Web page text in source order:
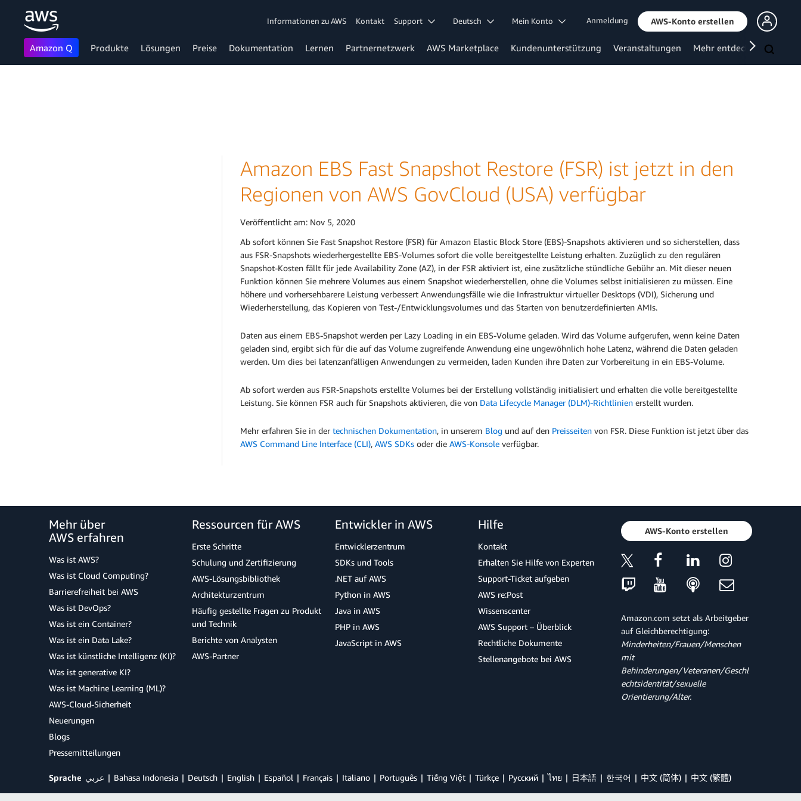
Informationen zu AWS Kontakt Support Deutsch Mein Konto Anmeldung AWS-Konto erstellen
Amazon Q Produkte Lösungen Preise Dokumentation Lernen Partnernetzwerk AWS Marketplace Kundenunterstützung Veranstaltungen Mehr entdecken
Amazon EBS Fast Snapshot Restore (FSR) ist jetzt in den
Regionen von AWS GovCloud (USA) verfügbar
Veröffentlicht am: Nov 5, 2020
Ab sofort können Sie Fast Snapshot Restore (FSR) für Amazon Elastic Block Store (EBS)-Snapshots aktivieren und so sicherstellen, dass
aus FSR-Snapshots wiederhergestellte EBS-Volumes sofort die volle bereitgestellte Leistung erhalten. Zuzüglich zu den regulären
Snapshot-Kosten fällt für jede Availability Zone (AZ), in der FSR aktiviert ist, eine zusätzliche stündliche Gebühr an. Mit dieser neuen
Funktion können Sie mehrere Volumes aus einem Snapshot wiederherstellen, ohne die Volumes selbst initialisieren zu müssen. Eine
höhere und vorhersehbarere Leistung verbessert Anwendungsfälle wie die Infrastruktur virtueller Desktops (VDI), Sicherung und
Wiederherstellung, das Kopieren von Test-/Entwicklungsvolumes und das Starten von benutzerdefinierten AMIs.
Daten aus einem EBS-Snapshot werden per Lazy Loading in ein EBS-Volume geladen. Wird das Volume aufgerufen, wenn keine Daten
geladen sind, ergibt sich für die auf das Volume zugreifende Anwendung eine ungewöhnlich hohe Latenz, während die Daten geladen
werden. Um dies bei latenzanfälligen Anwendungen zu vermeiden, laden Kunden ihre Daten zur Vorbereitung in ein EBS-Volume.
Ab sofort werden aus FSR-Snapshots erstellte Volumes bei der Erstellung vollständig initialisiert und erhalten die volle bereitgestellte
Leistung. Sie können FSR auch für Snapshots aktivieren, die von Data Lifecycle Manager (DLM)-Richtlinien erstellt wurden.
Mehr erfahren Sie in der technischen Dokumentation, in unserem Blog und auf den Preisseiten von FSR. Diese Funktion ist jetzt über das
AWS Command Line Interface (CLI), AWS SDKs oder die AWS-Konsole verfügbar.
Mehr über
AWS erfahren
Was ist AWS?
Was ist Cloud Computing?
Barrierefreiheit bei AWS
Was ist DevOps?
Was ist ein Container?
Was ist ein Data Lake?
Was ist künstliche Intelligenz (KI)?
Was ist generative KI?
Was ist Machine Learning (ML)?
AWS-Cloud-Sicherheit
Neuerungen
Blogs
Pressemitteilungen
Ressourcen für AWS
Erste Schritte
Schulung und Zertifizierung
AWS-Lösungsbibliothek
Architekturzentrum
Häufig gestellte Fragen zu Produkt
und Technik
Berichte von Analysten
AWS-Partner
Entwickler in AWS
Entwicklerzentrum
SDKs und Tools
.NET auf AWS
Python in AWS
Java in AWS
PHP in AWS
JavaScript in AWS
Hilfe
Kontakt
Erhalten Sie Hilfe von Experten
Support-Ticket aufgeben
AWS re:Post
Wissenscenter
AWS Support – Überblick
Rechtliche Dokumente
Stellenangebote bei AWS
AWS-Konto erstellen
Amazon.com setzt als Arbeitgeber
auf Gleichberechtigung:
Minderheiten/Frauen/Menschen
mit
Behinderungen/Veteranen/Geschl
echtsidentität/sexuelle
Orientierung/Alter.
Sprache عربي Bahasa Indonesia Deutsch English Español Français Italiano Português Tiếng Việt Türkçe Ρусский ไทย 日本語 한국어 中文 (简体) 中文 (繁體)